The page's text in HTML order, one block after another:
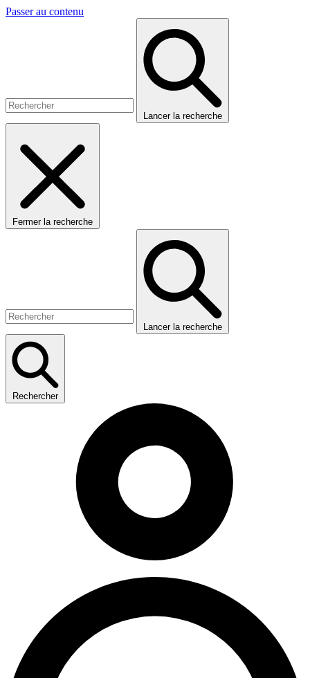
Passer au contenu
Lancer la recherche
Fermer la recherche
Lancer la recherche
Rechercher